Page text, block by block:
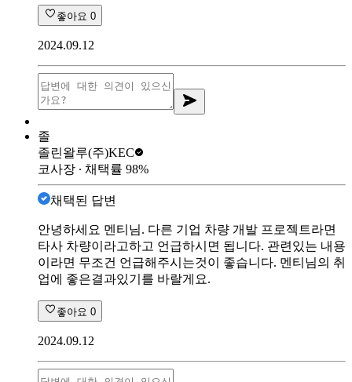
좋아요 0
2024.09.12
졸
졸린왈루(주)KEC
코사장 ∙ 채택률 98%
채택된 답변
안녕하세요 멘티님. 다른 기업 차량 개발 프로젝트라면
타사 차량이라고하고 언급하시면 됩니다. 관련있는 내용
이라면 무조건 언급해주시는것이 좋습니다. 멘티님의 취
업에 좋은결과있기를 바랄게요.
좋아요 0
2024.09.12